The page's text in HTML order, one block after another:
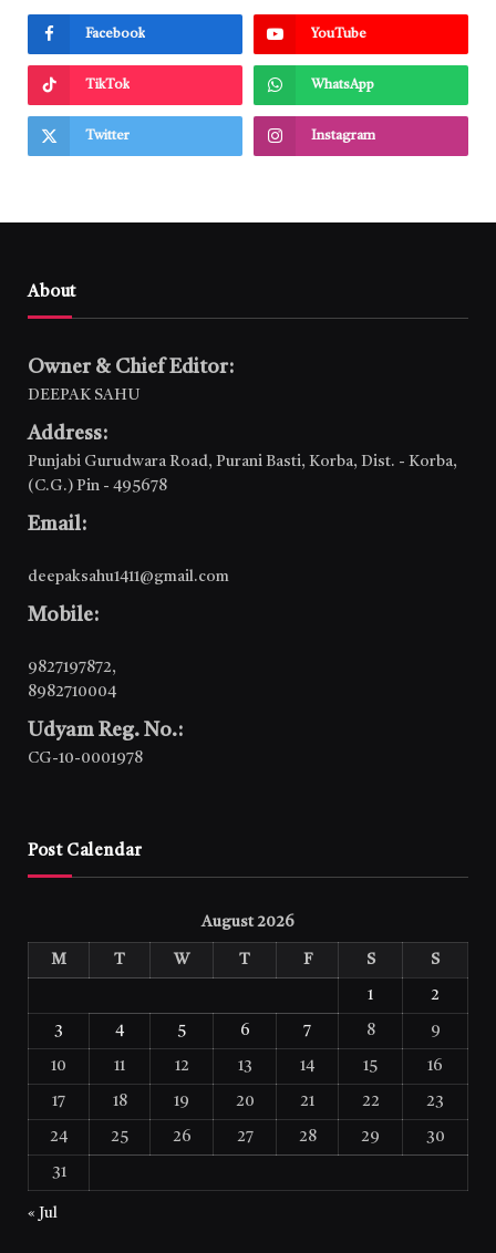
Facebook YouTube
TikTok WhatsApp
Twitter Instagram
About
Owner & Chief Editor:
DEEPAK SAHU
Address:
Punjabi Gurudwara Road, Purani Basti, Korba, Dist. - Korba,
(C.G.) Pin - 495678
Email:
deepaksahu1411@gmail.com
Mobile:
9827197872,
8982710004
Udyam Reg. No.:
CG-10-0001978
Post Calendar
August 2026
M T W T F S S
1 2
3 4 5 6 7 8 9
10 11 12 13 14 15 16
17 18 19 20 21 22 23
24 25 26 27 28 29 30
31
« Jul